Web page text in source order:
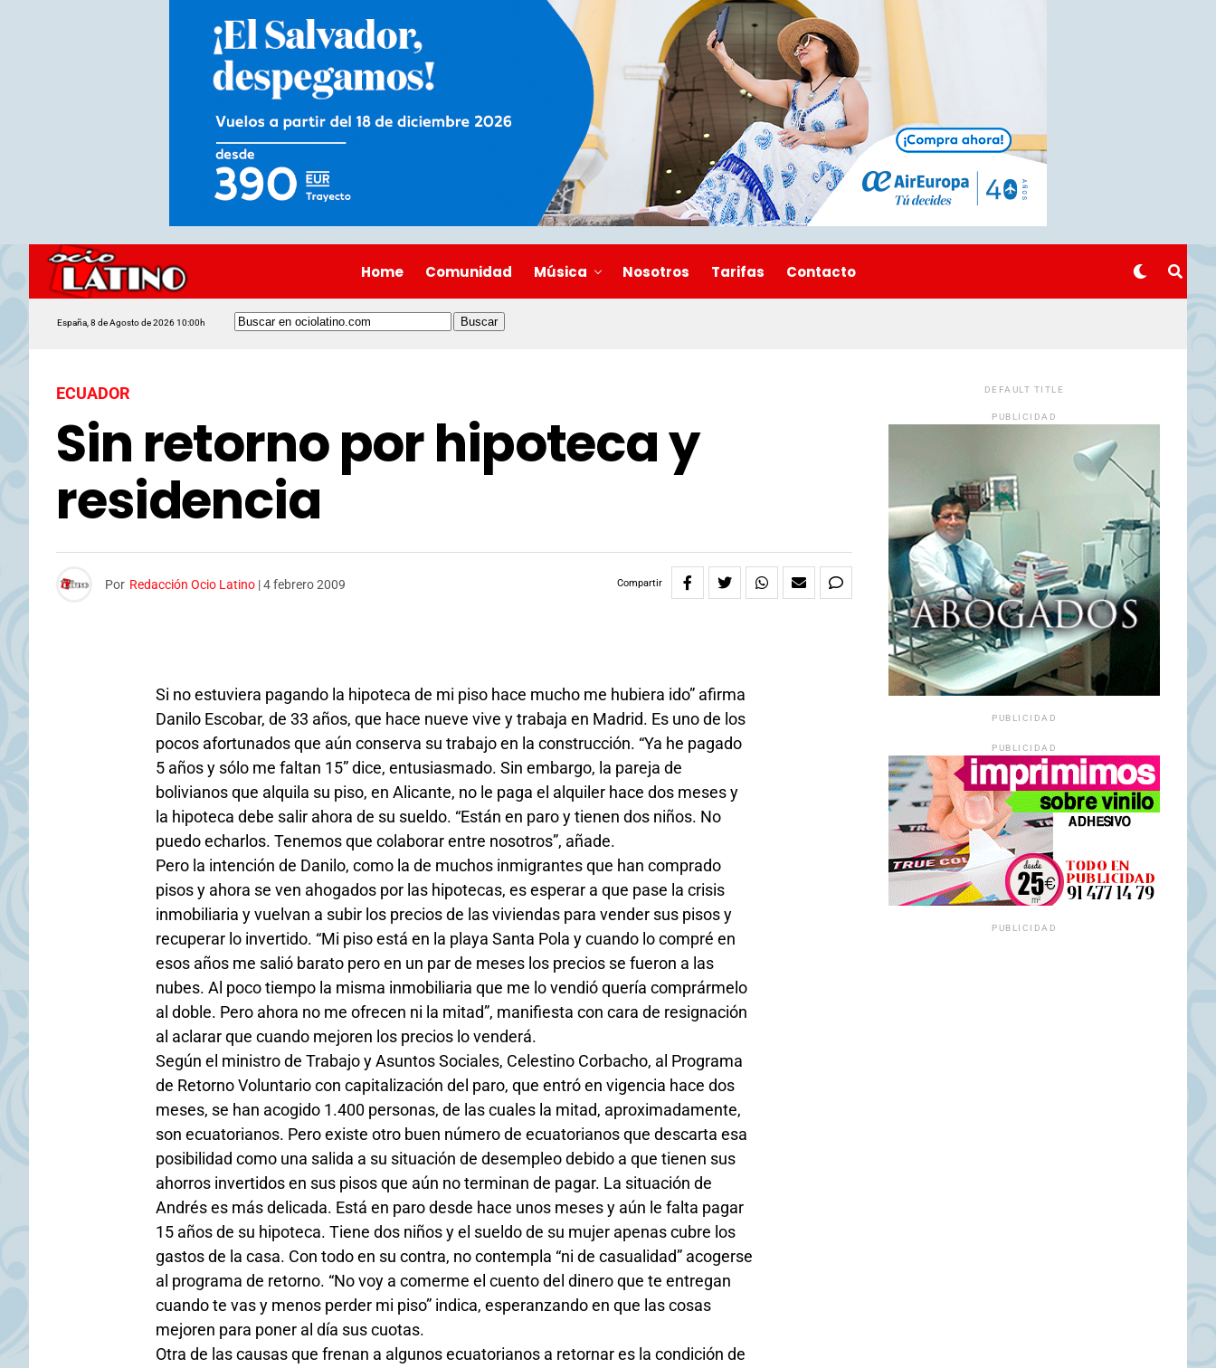
Home Comunidad Música Nosotros Tarifas Contacto
España, 8 de Agosto de 2026 10:00h
ECUADOR
Sin retorno por hipoteca y
residencia
Por Redacción Ocio Latino |4 febrero 2009 Compartir
Si no estuviera pagando la hipoteca de mi piso hace mucho me hubiera ido” afirma
Danilo Escobar, de 33 años, que hace nueve vive y trabaja en Madrid. Es uno de los
pocos afortunados que aún conserva su trabajo en la construcción. “Ya he pagado
5 años y sólo me faltan 15” dice, entusiasmado. Sin embargo, la pareja de
bolivianos que alquila su piso, en Alicante, no le paga el alquiler hace dos meses y
la hipoteca debe salir ahora de su sueldo. “Están en paro y tienen dos niños. No
puedo echarlos. Tenemos que colaborar entre nosotros”, añade.
Pero la intención de Danilo, como la de muchos inmigrantes que han comprado
pisos y ahora se ven ahogados por las hipotecas, es esperar a que pase la crisis
inmobiliaria y vuelvan a subir los precios de las viviendas para vender sus pisos y
recuperar lo invertido. “Mi piso está en la playa Santa Pola y cuando lo compré en
esos años me salió barato pero en un par de meses los precios se fueron a las
nubes. Al poco tiempo la misma inmobiliaria que me lo vendió quería comprármelo
al doble. Pero ahora no me ofrecen ni la mitad”, manifiesta con cara de resignación
al aclarar que cuando mejoren los precios lo venderá.
Según el ministro de Trabajo y Asuntos Sociales, Celestino Corbacho, al Programa
de Retorno Voluntario con capitalización del paro, que entró en vigencia hace dos
meses, se han acogido 1.400 personas, de las cuales la mitad, aproximadamente,
son ecuatorianos. Pero existe otro buen número de ecuatorianos que descarta esa
posibilidad como una salida a su situación de desempleo debido a que tienen sus
ahorros invertidos en sus pisos que aún no terminan de pagar. La situación de
Andrés es más delicada. Está en paro desde hace unos meses y aún le falta pagar
15 años de su hipoteca. Tiene dos niños y el sueldo de su mujer apenas cubre los
gastos de la casa. Con todo en su contra, no contempla “ni de casualidad” acogerse
al programa de retorno. “No voy a comerme el cuento del dinero que te entregan
cuando te vas y menos perder mi piso” indica, esperanzando en que las cosas
mejoren para poner al día sus cuotas.
Otra de las causas que frenan a algunos ecuatorianos a retornar es la condición de
DEFAULT TITLE
PUBLICIDAD
PUBLICIDAD
PUBLICIDAD
PUBLICIDAD